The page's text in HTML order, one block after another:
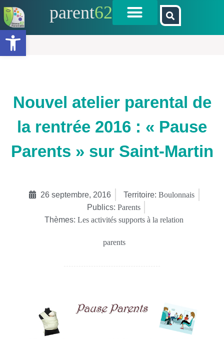
Ouvrir la barre d’outils
parent62
Nouvel atelier parental de
la rentrée 2016 : « Pause
Parents » sur Saint-Martin
26 septembre, 2016 Territoire: Boulonnais
Publics: Parents
Thèmes: Les activités supports à la relation
parents